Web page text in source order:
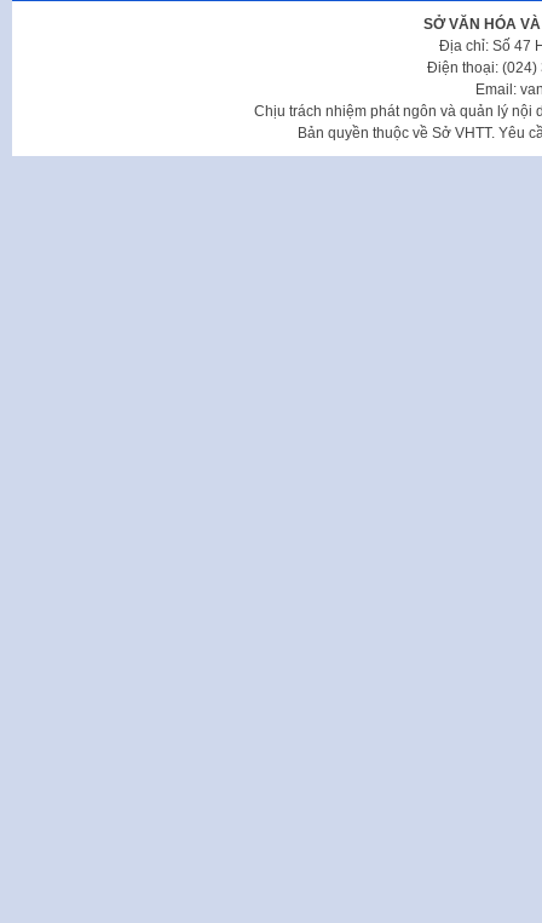
SỞ VĂN HÓA
Địa chỉ: Số 47
Điện thoại: (024)
Email:
Chịu trách nhiệm phát ngôn và quản lý nội
Bản quyền thuộc về Sở VHTT. Yêu